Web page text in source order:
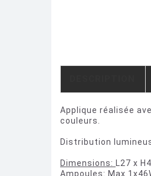
Applique réalisée
couleurs.
Distribution
Dimensions: L27 x
Ampoules: Max